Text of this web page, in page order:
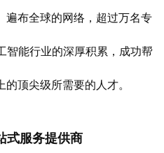
遍布全球的网络，超过万名专
智能行业的深厚积累，成功帮
顶尖级所需要的人才。
式服务提供商